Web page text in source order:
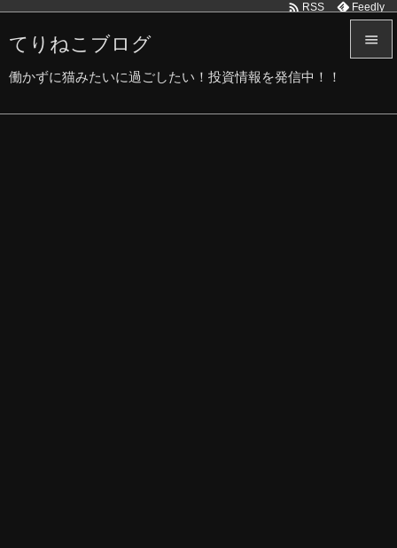
てりねこブログ
働かずに猫みたいに過ごしたい！投資情報を発信中！！

 RSS Feedly